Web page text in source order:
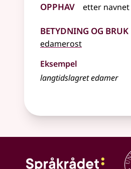
Opphav etter navnet
Betydning og bruk
edamerost
Eksempel
langtidslagret edamer